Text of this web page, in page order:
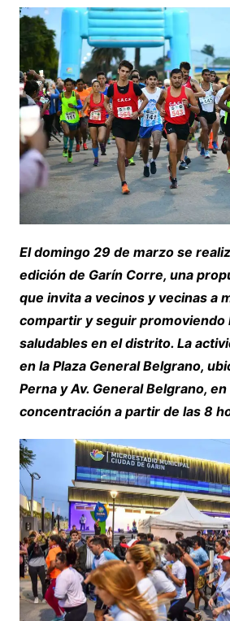
El domingo 29 de marzo se
edición de Garín Corre, una
que invita a vecinos y vecinas a
compartir y seguir promoviendo
saludables en el distrito. La
en la Plaza General Belgrano,
Perna y Av. General Belgrano,
concentración a partir de las 8